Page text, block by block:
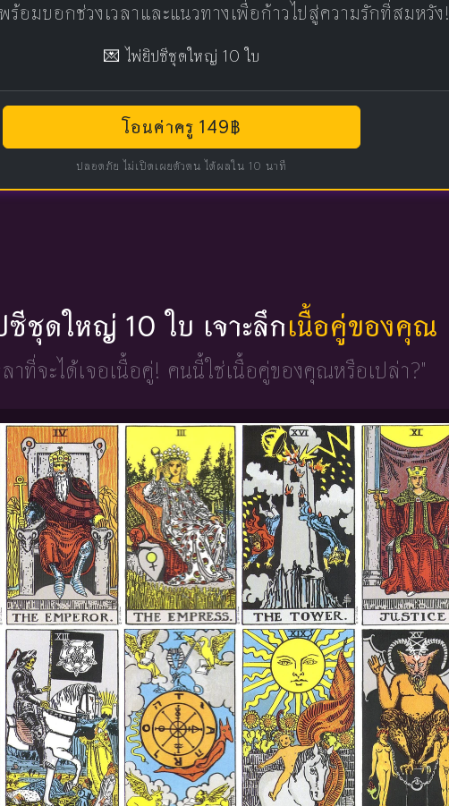
ร้อมบอกช่วงเวลาและแนวทางเพื่อก้าวไปสู่ความรักที่สมหวัง!
💌 ไพ่ยิปซีชุดใหญ่ 10 ใบ
โอนค่าครู 149฿
ปลอดภัย ไม่เปิดเผยตัวตน ได้ผลใน 10 นาที
ชุดใหญ่ 10 ใบ เจาะลึกเนื้อคู่ของคุณ
ลาที่จะได้เจอเนื้อคู่! คนนี้ใช่เนื้อคู่ของคุณหรือเปล่า?"